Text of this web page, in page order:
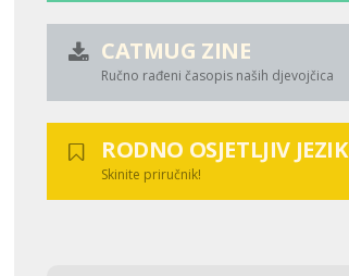
CATMUG ZINE
Ručno rađeni časopis naših djevojčica
RODNO OSJETLJIV JEZIK
Skinite priručnik!